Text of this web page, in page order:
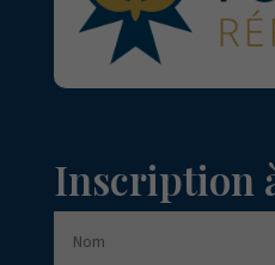
Inscription